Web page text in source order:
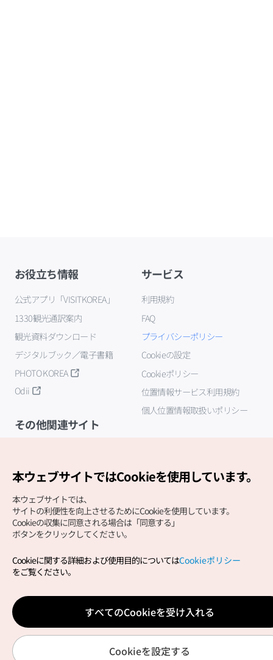
お役立ち情報
公式アプリ「VISITKOREA」
1330観光通訳案内
観光資料ダウンロード
デジタルブック／電子書籍
PHOTO KOREA
Odii
サービス
利用規約
FAQ
プライバシーポリシー
Cookieの設定
Cookieポリシー
位置情報サービス利用規約
個人位置情報取扱いポリシー
その他関連サイト
Copyright (c) Korea Tourism Organization All Rights
サイトエラー報告公式メール
japanese@knto.or.kr
本ウェブサイトではCookieを使用しています。
本ウェブサイトでは、
サイトの利便性を向上させるためにCookieを使用しています。
Cookieの収集に同意される場合は「同意する」
ボタンをクリックしてください。
Cookieに関する詳細および使用目的についてはCookieポリシー
をご覧ください。
すべてのCookieを受け入れる
Cookieを設定する